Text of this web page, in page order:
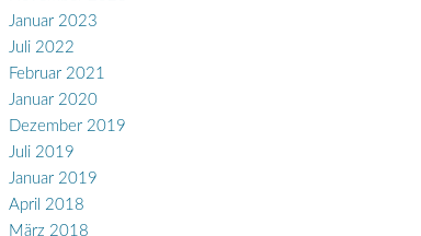
Januar 2023
Juli 2022
Februar 2021
Januar 2020
Dezember 2019
Juli 2019
Januar 2019
April 2018
März 2018